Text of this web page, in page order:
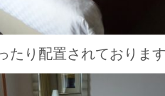
たり配置されておりま